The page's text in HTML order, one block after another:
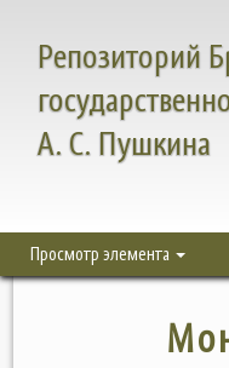
Репозиторий
А. С. Пушкина
Просмотр элемента